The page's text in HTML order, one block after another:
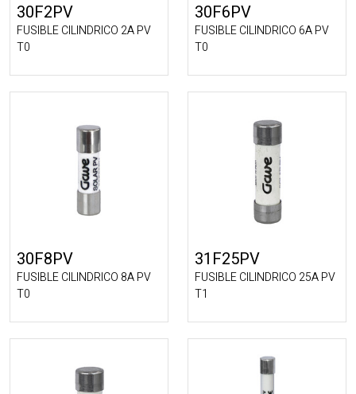
30F2PV
FUSIBLE CILINDRICO 2A PV
T0
30F6PV
FUSIBLE CILINDRICO 6A PV
T0
30F8PV
FUSIBLE CILINDRICO 8A PV
T0
31F25PV
FUSIBLE CILINDRICO 25A PV
T1